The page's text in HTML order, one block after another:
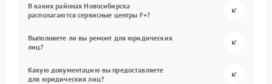
В каких районах Новосибирска
располагаются сервисные центры F+?
Выполняете ли вы ремонт для юридических
лиц?
Какую документацию вы предоставляете
для юридических лиц?